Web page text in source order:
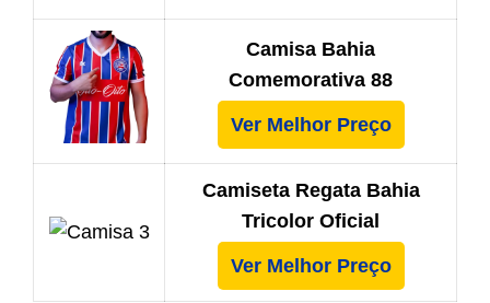
Camisa Bahia
Comemorativa 88
Ver Melhor Preço
Camiseta Regata Bahia
Tricolor Oficial
Ver Melhor Preço